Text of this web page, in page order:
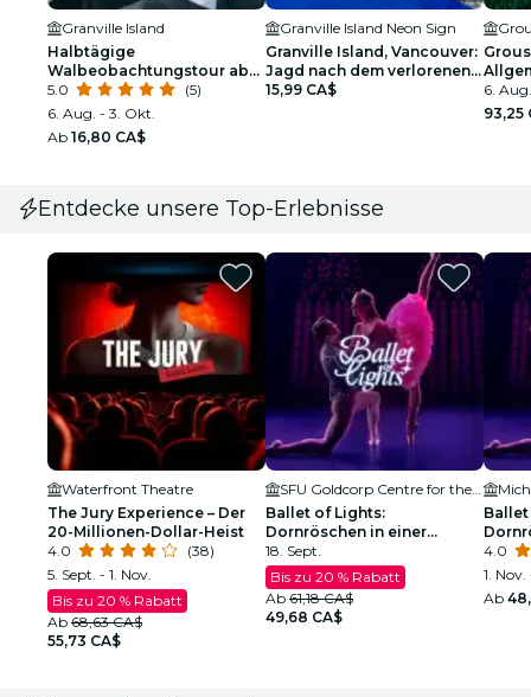
Granville Island
Halbtägige
Walbeobachtungstour ab
Vancouver
5.0
(5)
6. Aug. - 3. Okt.
Ab 16,80 CA$
Granville Island Neon Sign
Granville Island, Vancouver:
Jagd nach dem verlorenen
LP – Outdoor-
15,99 CA$
6.
93,25
Entdecke unsere Top-Erlebnisse
Waterfront Theatre
The Jury Experience – Der
20-Millionen-Dollar-Heist
4.0
(38)
5. Sept. - 1. Nov.
Bis zu 20 % Rabatt
Ab 68,63 CA$
55,73 CA$
Ballet of Lights:
Dornröschen in einer
funkelnden Show
18. Sept.
Bis zu 20 % Rabatt
Ab 61,18 CA$
49,68 CA$
4.0
1.
Ab